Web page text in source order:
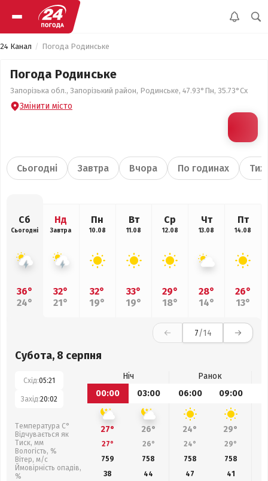
24 Канал Погода Родинське
Погода Родинське
Запорізька обл., Запорізький район, Родинське, 47.93°Пн, 35.73°Сх
Змінити місто
Сьогодні Завтра Вчора По годинах
Сб
Сьогодні
36°
24°
Нд
Завтра
32°
21°
Пн
10.08
32°
19°
Вт
11.08
33°
19°
Ср
12.08
29°
18°
Чт
13.08
28°
14°
Пт
14.08
26°
13°
7/14
Субота, 8 серпня
Схід:05:21
Захід:20:02
Температура С°
Відчувається як
Тиск, мм
Вологість, %
Вітер, м/с
Ймовірність опадів,
%
Ніч
Ранок
00:00
03:00 06:00 09:00
27° 26° 24° 29°
27° 26° 24° 29°
759
758 758 758
38
44 47 41